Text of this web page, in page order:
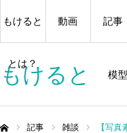
もけると 模
もけると
とは？
動画 記事
記事 雑談 【写